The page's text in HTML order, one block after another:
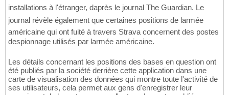
installations à l'étranger, daprès le journal The Guardian. Le
journal révèle également que certaines positions de larmée
américaine qui ont fuité à travers Strava concernent des postes
despionnage utilisés par larmée américaine.
Les détails concernant les positions des bases en question ont
été publiés par la société derrière cette application dans une
carte de visualisation des données qui montre toute l'activité de
ses utilisateurs, cela permet aux gens d'enregistrer leur